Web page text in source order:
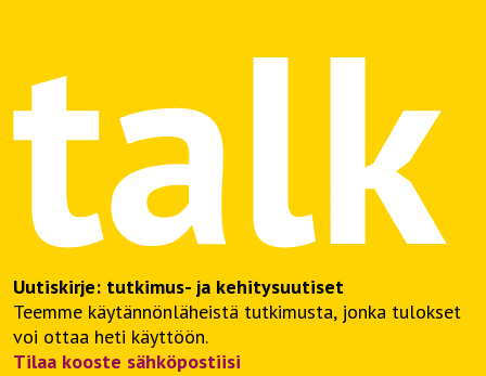
Uutiskirje: tutkimus- ja kehitysuutiset
Teemme käytännönläheistä tutkimusta, jonka tulokset
voi ottaa heti käyttöön.
Tilaa kooste sähköpostiisi